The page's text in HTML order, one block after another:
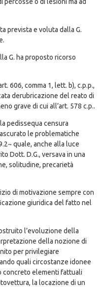
percosse o di lesioni ma ad
prevista e voluta dalla G.
G. ha proposto ricorso
606, comma 1, lett. b), c.p.p.,
derubricazione del reato di
grave di cui all’art. 578 c.p..
pedissequa censura
le problematiche
quale, anche alla luce
Dott. D.G., versava in una
solitudine, precarietà
di motivazione sempre con
giuridica del fatto nel
l’evoluzione della
della nozione di
per privilegiare
quali circostanze idonee
concreto elementi fattuali
la locazione di un